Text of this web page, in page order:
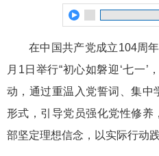
在中国共产党成立104周
月1日举行“初心如磐迎‘七一’
动，通过重温入党誓词、集中
形式，引导党员强化党性修养
部坚定理想信念，以实际行动